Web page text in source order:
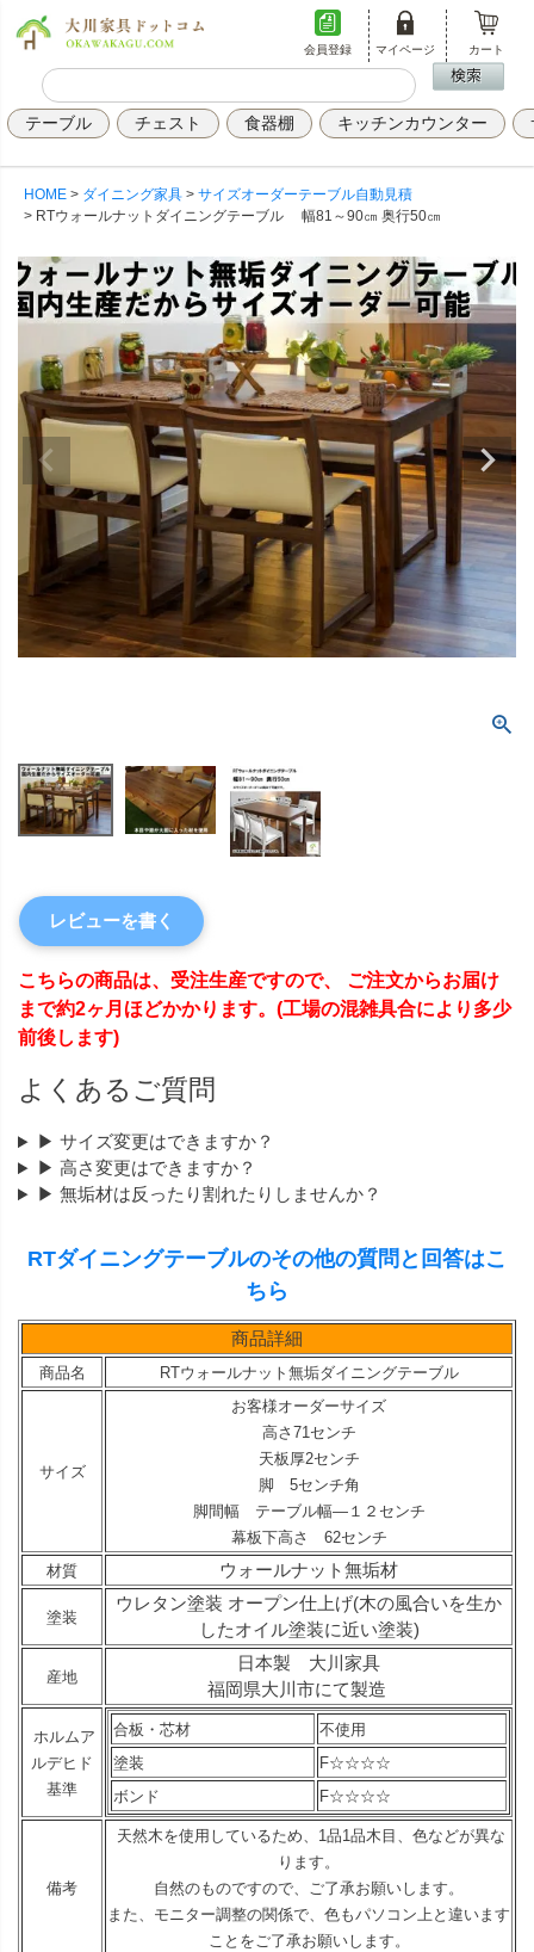
会員登録 マイページ カート
テーブル チェスト 食器棚 キッチンカウンター
HOME ダイニング家具
サイズオーダーテーブル自動見積
RTウォールナットダイニングテーブル 幅81～90㎝ 奥行50㎝
レビューを書く
こちらの商品は、受注生産ですので、 ご注文からお届け
まで約2ヶ月ほどかかります。(工場の混雑具合により多少
前後します)
よくあるご質問
▶ サイズ変更はできますか？
▶ 高さ変更はできますか？
▶ 無垢材は反ったり割れたりしませんか？
RTダイニングテーブルのその他の質問と回答はこ
ちら
商品詳細
商品名 RTウォールナット無垢ダイニングテーブル
サイズ
お客様オーダーサイズ
高さ71センチ
天板厚2センチ
脚 5センチ角
脚間幅 テーブル幅—１２センチ
幕板下高さ 62センチ
材質
ウォールナット無垢材
塗装
ウレタン塗装 オープン仕上げ(木の風合いを生か
したオイル塗装に近い塗装)
産地
日本製 大川家具
福岡県大川市にて製造
ホルムア
ルデヒド
基準
合板・芯材
不使用
塗装
F☆☆☆☆
ボンド
F☆☆☆☆
備考
天然木を使用しているため、1品1品木目、色などが異な
ります。
自然のものですので、ご了承お願いします。
また、モニター調整の関係で、色もパソコン上と違います
ことをご了承お願いします。